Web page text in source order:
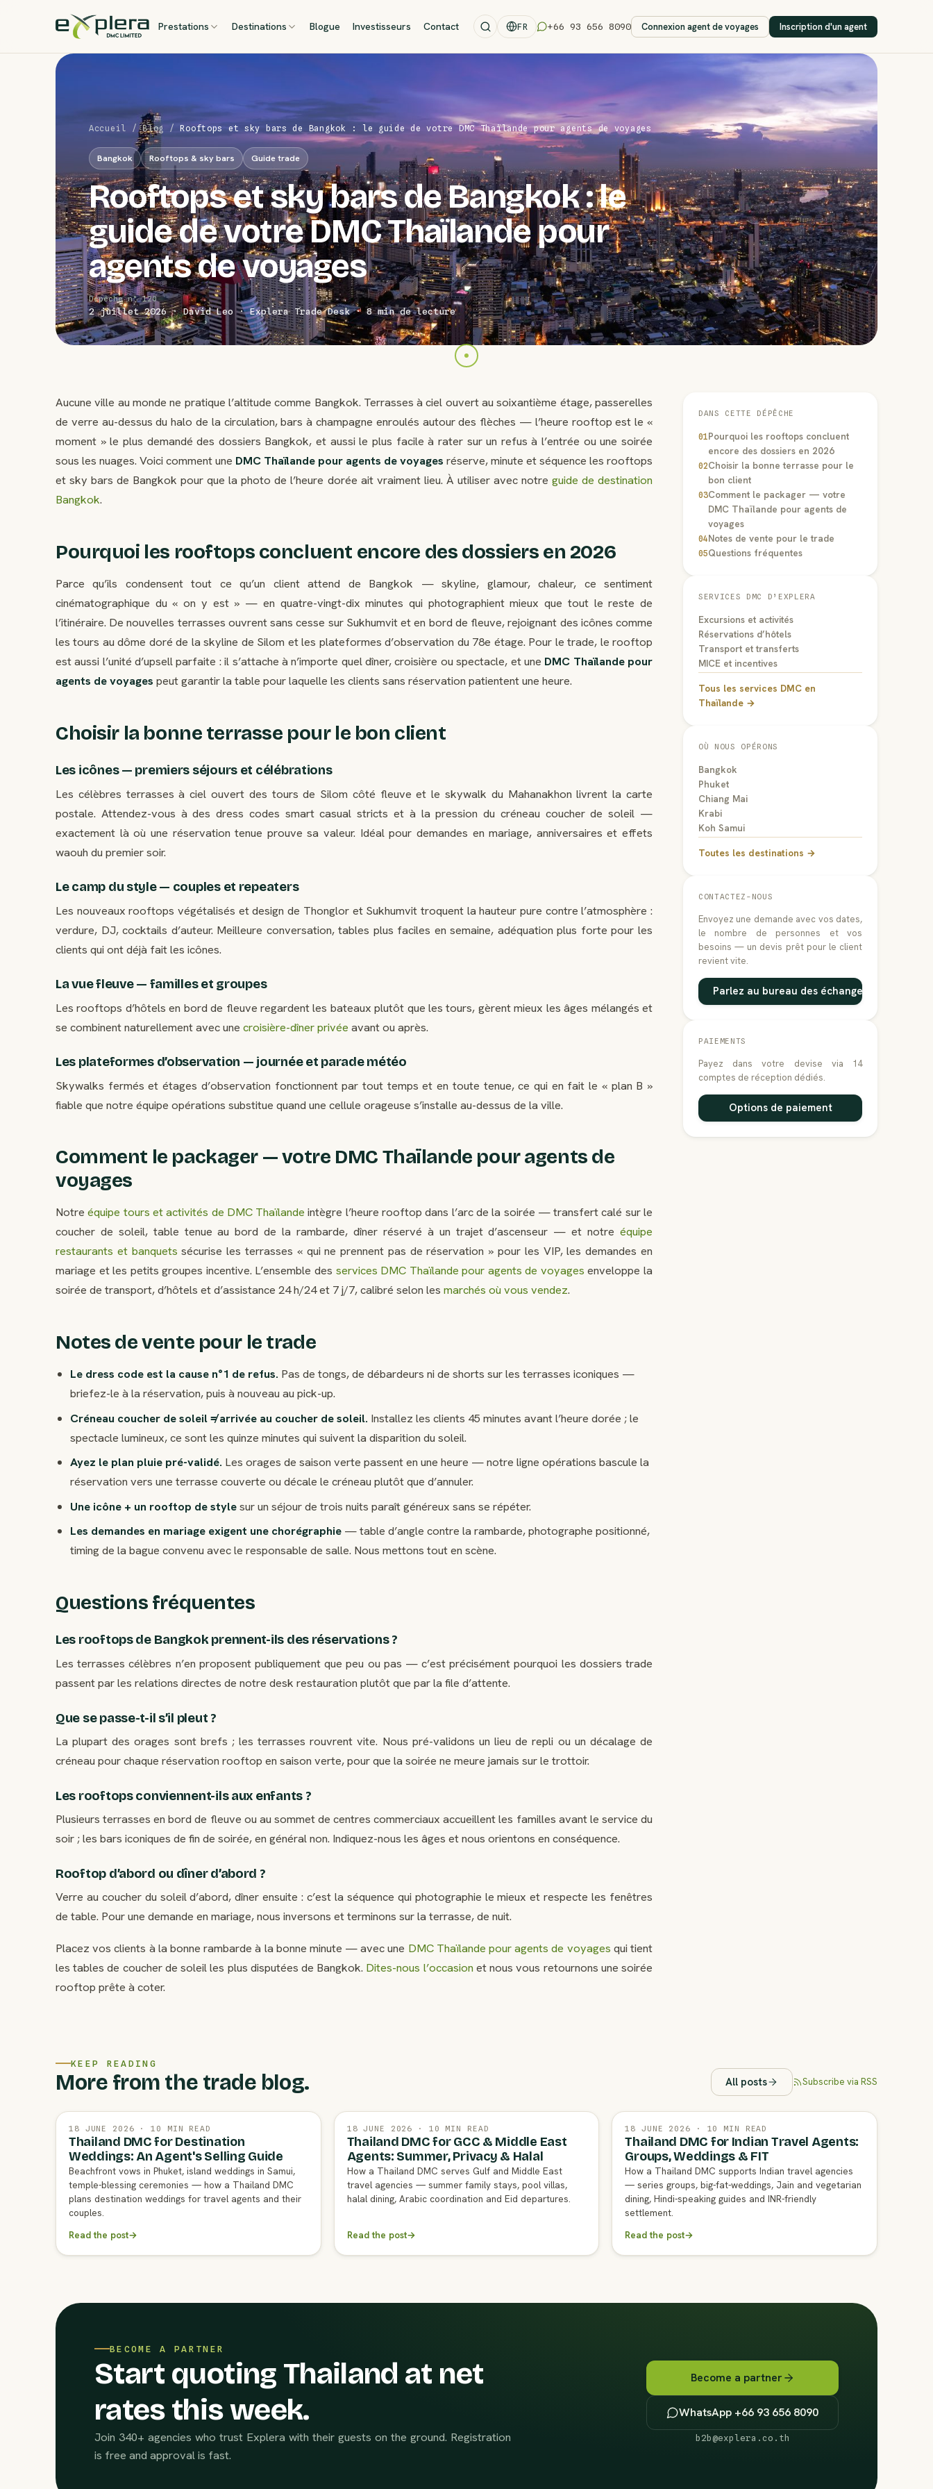
Prestations Destinations Blogue Investisseurs Contact FR +66 93 656 8090 Connexion agent de voyages Inscription d'un agent
Accueil / Blog / Rooftops et sky bars de Bangkok : le guide de votre DMC Thaïlande pour agents de voyages
Bangkok Rooftops & sky bars Guide trade
Rooftops et sky bars de Bangkok : le
guide de votre DMC Thaïlande pour
agents de voyages
Dépêche n° 120
2 juillet 2026 · David Leo · Explera Trade Desk · 8 min de lecture
Aucune ville au monde ne pratique l’altitude comme Bangkok. Terrasses à ciel ouvert au soixantième étage, passerelles
de verre au-dessus du halo de la circulation, bars à champagne enroulés autour des flèches — l’heure rooftop est le «
moment » le plus demandé des dossiers Bangkok, et aussi le plus facile à rater sur un refus à l’entrée ou une soirée
sous les nuages. Voici comment une DMC Thaïlande pour agents de voyages réserve, minute et séquence les rooftops
et sky bars de Bangkok pour que la photo de l’heure dorée ait vraiment lieu. À utiliser avec notre guide de destination
Bangkok.
Pourquoi les rooftops concluent encore des dossiers en 2026
Parce qu’ils condensent tout ce qu’un client attend de Bangkok — skyline, glamour, chaleur, ce sentiment
cinématographique du « on y est » — en quatre-vingt-dix minutes qui photographient mieux que tout le reste de
l’itinéraire. De nouvelles terrasses ouvrent sans cesse sur Sukhumvit et en bord de fleuve, rejoignant des icônes comme
les tours au dôme doré de la skyline de Silom et les plateformes d’observation du 78e étage. Pour le trade, le rooftop
est aussi l’unité d’upsell parfaite : il s’attache à n’importe quel dîner, croisière ou spectacle, et une DMC Thaïlande pour
agents de voyages peut garantir la table pour laquelle les clients sans réservation patientent une heure.
Choisir la bonne terrasse pour le bon client
Les icônes — premiers séjours et célébrations
Les célèbres terrasses à ciel ouvert des tours de Silom côté fleuve et le skywalk du Mahanakhon livrent la carte
postale. Attendez-vous à des dress codes smart casual stricts et à la pression du créneau coucher de soleil —
exactement là où une réservation tenue prouve sa valeur. Idéal pour demandes en mariage, anniversaires et effets
waouh du premier soir.
Le camp du style — couples et repeaters
Les nouveaux rooftops végétalisés et design de Thonglor et Sukhumvit troquent la hauteur pure contre l’atmosphère :
verdure, DJ, cocktails d’auteur. Meilleure conversation, tables plus faciles en semaine, adéquation plus forte pour les
clients qui ont déjà fait les icônes.
La vue fleuve — familles et groupes
Les rooftops d’hôtels en bord de fleuve regardent les bateaux plutôt que les tours, gèrent mieux les âges mélangés et
se combinent naturellement avec une croisière-dîner privée avant ou après.
Les plateformes d’observation — journée et parade météo
Skywalks fermés et étages d’observation fonctionnent par tout temps et en toute tenue, ce qui en fait le « plan B »
fiable que notre équipe opérations substitue quand une cellule orageuse s’installe au-dessus de la ville.
Comment le packager — votre DMC Thaïlande pour agents de
voyages
Notreéquipe tours et activités de DMC Thaïlande intègre l’heure rooftop dans l’arc de la soirée — transfert calé sur le
coucher de soleil, table tenue au bord de la rambarde, dîner réservé à un trajet d’ascenseur — et notre équipe
restaurants et banquets sécurise les terrasses « qui ne prennent pas de réservation » pour les VIP, les demandes en
mariage et les petits groupes incentive. L’ensemble des services DMC Thaïlande pour agents de voyages enveloppe la
soirée de transport, d’hôtels et d’assistance 24 h/24 et 7 j/7, calibré selon les marchés où vous vendez.
Notes de vente pour le trade
Le dress code est la cause n°1 de refus. Pas de tongs, de débardeurs ni de shorts sur les terrasses iconiques —
briefez-le à la réservation, puis à nouveau au pick-up.
Créneau coucher de soleil ≠ arrivée au coucher de soleil. Installez les clients 45 minutes avant l’heure dorée ; le
spectacle lumineux, ce sont les quinze minutes qui suivent la disparition du soleil.
Ayez le plan pluie pré-validé. Les orages de saison verte passent en une heure — notre ligne opérations bascule la
réservation vers une terrasse couverte ou décale le créneau plutôt que d’annuler.
Une icône + un rooftop de stylesur un séjour de trois nuits paraît généreux sans se répéter.
Les demandes en mariage exigent une chorégraphie — table d’angle contre la rambarde, photographe positionné,
timing de la bague convenu avec le responsable de salle. Nous mettons tout en scène.
Questions fréquentes
Les rooftops de Bangkok prennent-ils des réservations ?
Les terrasses célèbres n’en proposent publiquement que peu ou pas — c’est précisément pourquoi les dossiers trade
passent par les relations directes de notre desk restauration plutôt que par la file d’attente.
Que se passe-t-il s’il pleut ?
La plupart des orages sont brefs ; les terrasses rouvrent vite. Nous pré-validons un lieu de repli ou un décalage de
créneau pour chaque réservation rooftop en saison verte, pour que la soirée ne meure jamais sur le trottoir.
Les rooftops conviennent-ils aux enfants ?
Plusieurs terrasses en bord de fleuve ou au sommet de centres commerciaux accueillent les familles avant le service du
soir ; les bars iconiques de fin de soirée, en général non. Indiquez-nous les âges et nous orientons en conséquence.
Rooftop d’abord ou dîner d’abord ?
Verre au coucher du soleil d’abord, dîner ensuite : c’est la séquence qui photographie le mieux et respecte les fenêtres
de table. Pour une demande en mariage, nous inversons et terminons sur la terrasse, de nuit.
Placez vos clients à la bonne rambarde à la bonne minute — avec une DMC Thaïlande pour agents de voyages qui tient
les tables de coucher de soleil les plus disputées de Bangkok. Dites-nous l’occasion et nous vous retournons une soirée
rooftop prête à coter.
DANS CETTE DÉPÊCHE
01Pourquoi les rooftops concluent
encore des dossiers en 2026
02Choisir la bonne terrasse pour le
bon client
03Comment le packager — votre
DMC Thaïlande pour agents de
voyages
04Notes de vente pour le trade
05Questions fréquentes
SERVICES DMC D’EXPLERA
Excursions et activités
Réservations d’hôtels
Transport et transferts
MICE et incentives
Tous les services DMC en
Thaïlande →
OÙ NOUS OPÉRONS
Bangkok
Phuket
Chiang Mai
Krabi
Koh Samui
Toutes les destinations →
CONTACTEZ-NOUS
Envoyez une demande avec vos dates,
le nombre de personnes et vos
besoins — un devis prêt pour le client
revient vite.
Parlez au bureau des échanges
PAIEMENTS
Payez dans votre devise via 14
comptes de réception dédiés.
Options de paiement
KEEP READING
More from the trade blog. All posts Subscribe via RSS
18 JUNE 2026 · 10 MIN READ
Thailand DMC for Destination
Weddings: An Agent's Selling Guide
Beachfront vows in Phuket, island weddings in Samui,
temple-blessing ceremonies — how a Thailand DMC
plans destination weddings for travel agents and their
couples.
Read the post→
18 JUNE 2026 · 10 MIN READ
Thailand DMC for GCC & Middle East
Agents: Summer, Privacy & Halal
How a Thailand DMC serves Gulf and Middle East
travel agencies — summer family stays, pool villas,
halal dining, Arabic coordination and Eid departures.
Read the post→
18 JUNE 2026 · 10 MIN READ
Thailand DMC for Indian Travel Agents:
Groups, Weddings & FIT
How a Thailand DMC supports Indian travel agencies
— series groups, big-fat-weddings, Jain and vegetarian
dining, Hindi-speaking guides and INR-friendly
settlement.
Read the post→
BECOME A PARTNER
Start quoting Thailand at net
rates this week.
Join 340+ agencies who trust Explera with their guests on the ground. Registration
is free and approval is fast.
Become a partner
WhatsApp +66 93 656 8090
b2b@explera.co.th